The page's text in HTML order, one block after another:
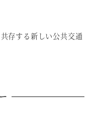
存する新しい公共交通